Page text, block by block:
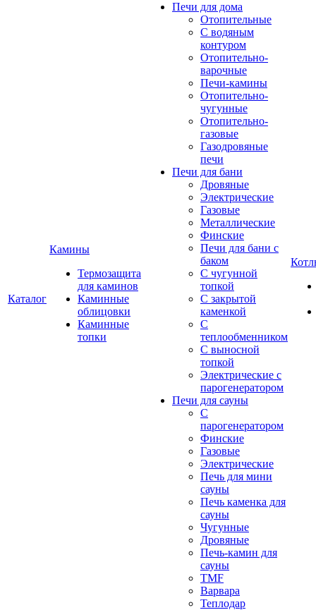
Каталог
Камины
Термозащита
для каминов
Каминные
облицовки
Каминные
топки
Печи для дома
Отопительные
C водяным
контуром
Отопительно-
варочные
Печи-камины
Отопительно-
чугунные
Отопительно-
газовые
Газодровяные
печи
Печи для бани
Дровяные
Электрические
Газовые
Металлические
Финские
Печи для бани с
баком
С чугунной
топкой
С закрытой
каменкой
С
теплообменником
С выносной
топкой
Электрические с
парогенератором
Печи для сауны
С
парогенератором
Финские
Газовые
Электрические
Печь для мини
сауны
Печь каменка для
сауны
Чугунные
Дровяные
Печь-камин для
сауны
TMF
Варвара
Теплодар